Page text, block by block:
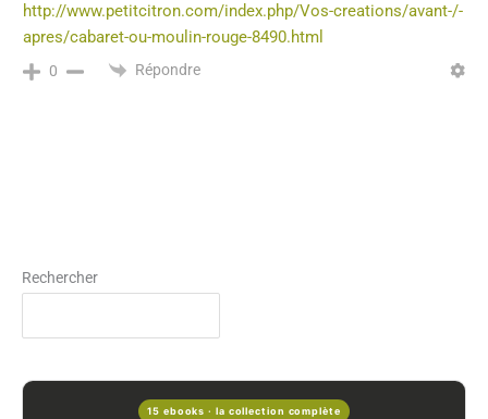
http://www.petitcitron.com/index.php/Vos-creations/avant-/-
apres/cabaret-ou-moulin-rouge-8490.html
0 Répondre
Rechercher
15 ebooks · la collection complète